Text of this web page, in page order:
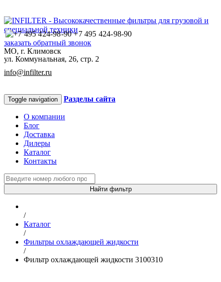
+7 495 424-98-90
заказать обратный звонок
МО, г. Климовск
ул. Коммунальная, 26, стр. 2
info@infilter.ru
Toggle navigation Разделы сайта
О компании
Блог
Доставка
Дилеры
Каталог
Контакты
Найти фильтр
/
Каталог
/
Фильтры охлаждающей жидкости
/
Фильтр охлаждающей жидкости 3100310